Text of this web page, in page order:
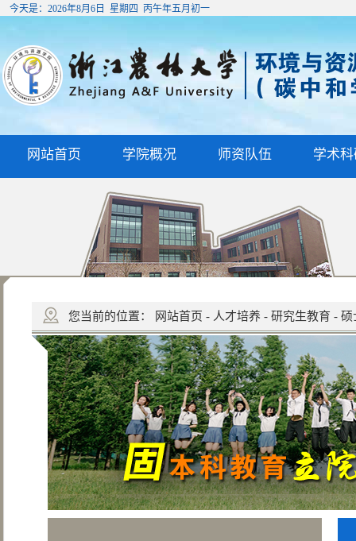
今天是： 2026年8月6日 星期四 丙午年五月初一
网站首页 学院概况 师资队伍 学术
您当前的位置： 网站首页 - 人才培养 - 研究生教育 - 硕